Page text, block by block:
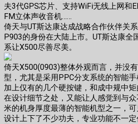
夫3代GPS芯片、支持WiFi无线上网和
FM立体声收音机……
倚天与UT斯达康达成战略合作伙伴关
P903的身份在大陆上市。UT斯达康全
系让X500尽善尽美。
倚天X500(0903)整体外观而言，并没
型，尤其是采用PPC分支系统的智能手
加上仅有的几个硬按键，和成中规中
在设计细节之处，又能让人感觉到与
米的机身厚度最薄的智能机型之一，
设计上下了不少功夫，专业功能不一定